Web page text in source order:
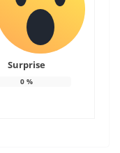
Surprise
0 %